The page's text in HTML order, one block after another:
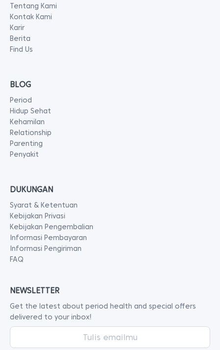
Tentang Kami
Kontak Kami
Karir
Berita
Find Us
BLOG
Period
Hidup Sehat
Kehamilan
Relationship
Parenting
Penyakit
DUKUNGAN
Syarat & Ketentuan
Kebijakan Privasi
Kebijakan Pengembalian
Informasi Pembayaran
Informasi Pengiriman
FAQ
NEWSLETTER
Get the latest about period health and special offers
delivered to your inbox!